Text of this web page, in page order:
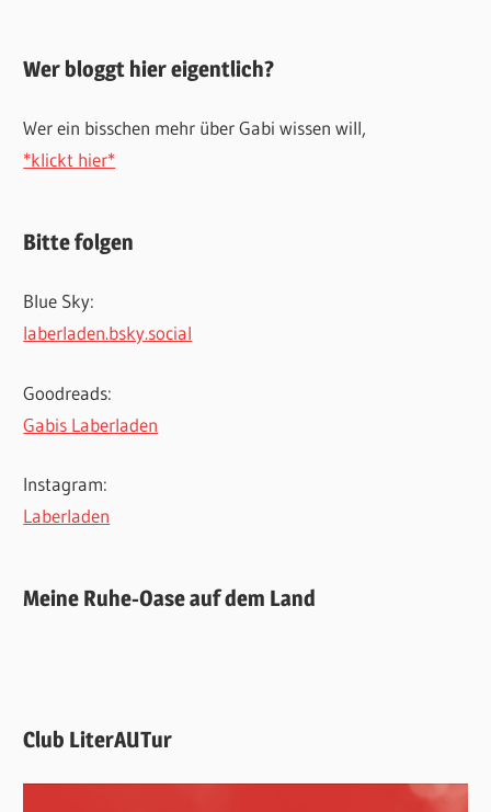
Wer bloggt hier eigentlich?
Wer ein bisschen mehr über Gabi wissen will,
*klickt hier*
Bitte folgen
Blue Sky:
laberladen.bsky.social
Goodreads:
Gabis Laberladen
Instagram:
Laberladen
Meine Ruhe-Oase auf dem Land
Club LiterAUTur